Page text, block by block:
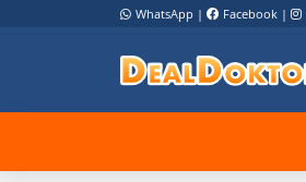
WhatsApp | Facebook |